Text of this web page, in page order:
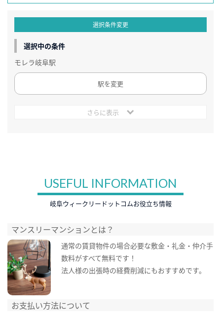
選択条件変更
選択中の条件
モレラ岐阜駅
駅を変更
さらに表示
USEFUL INFORMATION
岐阜ウィークリードットコムお役立ち情報
マンスリーマンションとは？
通常の賃貸物件の場合必要な敷金・礼金・仲介手
数料がすべて無料です！
法人様の出張時の経費削減にもおすすめです。
お支払い方法について